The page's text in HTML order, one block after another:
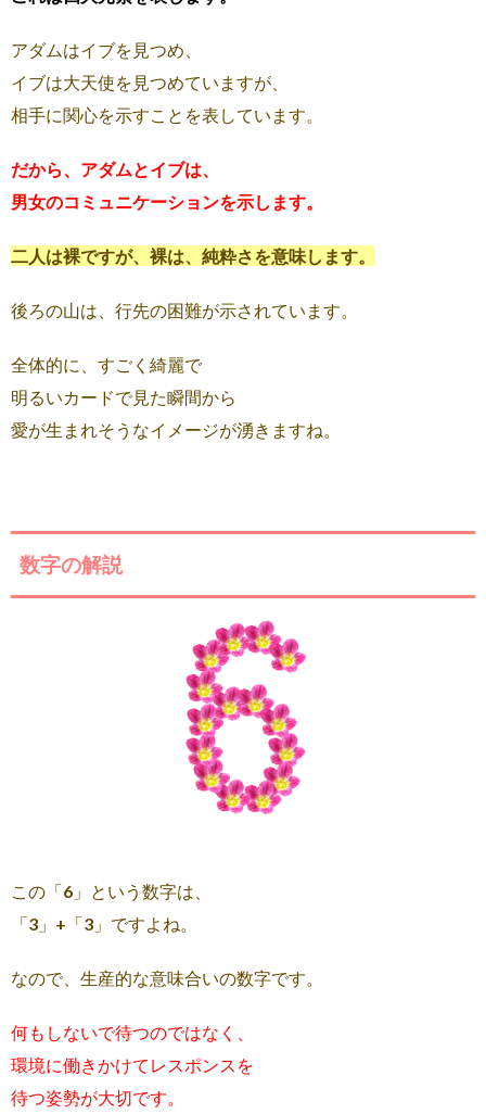
アダムはイブを見つめ、
イブは大天使を見つめていますが、
相手に関心を示すことを表しています。
だから、アダムとイブは、
男女のコミュニケーションを示します。
二人は裸ですが、裸は、純粋さを意味します。
後ろの山は、行先の困難が示されています。
全体的に、すごく綺麗で
明るいカードで見た瞬間から
愛が生まれそうなイメージが湧きますね。
数字の解説
この「6」という数字は、
「3」+「3」ですよね。
なので、生産的な意味合いの数字です。
何もしないで待つのではなく、
環境に働きかけてレスポンスを
待つ姿勢が大切です。